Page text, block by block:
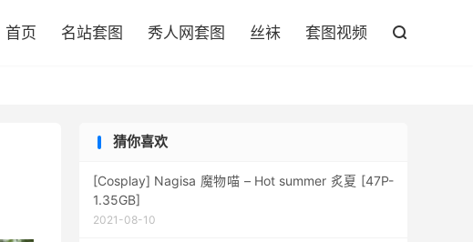
首页 名站套图 秀人网套图 丝袜 套图视频 
猜你喜欢
[Cosplay] Nagisa 魔物喵 – Hot summer 炙夏 [47P-
1.35GB]
2021-08-10